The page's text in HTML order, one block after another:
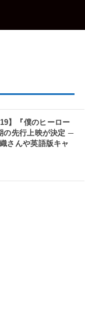
】『僕のヒーロー
の先行上映が決定 ─
さんや英語版キャ